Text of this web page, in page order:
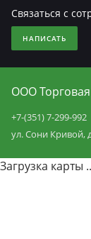
Связаться с
НАПИСАТЬ
ООО
+7-(351) 7-299-992
ул. Сони Кривой,
Загрузка карты